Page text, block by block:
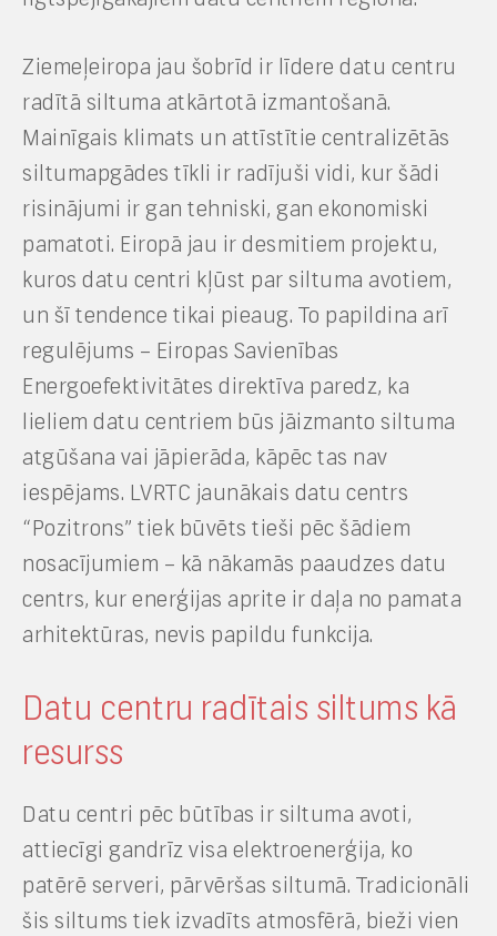
Ziemeļeiropa jau šobrīd ir līdere datu centru
radītā siltuma atkārtotā izmantošanā.
Mainīgais klimats un attīstītie centralizētās
siltumapgādes tīkli ir radījuši vidi, kur šādi
risinājumi ir gan tehniski, gan ekonomiski
pamatoti. Eiropā jau ir desmitiem projektu,
kuros datu centri kļūst par siltuma avotiem,
un šī tendence tikai pieaug. To papildina arī
regulējums – Eiropas Savienības
Energoefektivitātes direktīva paredz, ka
lieliem datu centriem būs jāizmanto siltuma
atgūšana vai jāpierāda, kāpēc tas nav
iespējams. LVRTC jaunākais datu centrs
“Pozitrons” tiek būvēts tieši pēc šādiem
nosacījumiem – kā nākamās paaudzes datu
centrs, kur enerģijas aprite ir daļa no pamata
arhitektūras, nevis papildu funkcija.
Datu centru radītais siltums kā
resurss
Datu centri pēc būtības ir siltuma avoti,
attiecīgi gandrīz visa elektroenerģija, ko
patērē serveri, pārvēršas siltumā. Tradicionāli
šis siltums tiek izvadīts atmosfērā, bieži vien